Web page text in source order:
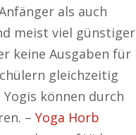
als auch
meist viel günstiger
keine Ausgaben für
gleichzeitig
können durch
– Yoga Horb